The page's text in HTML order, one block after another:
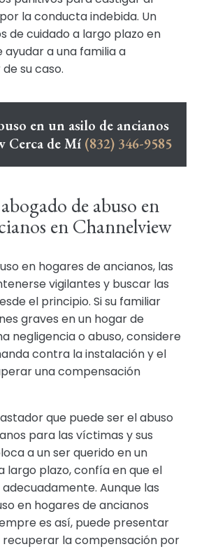
la conducta indebida. Un
de cuidado a largo plazo en
ayudar a una familia a
su caso.
en un asilo de ancianos
Cerca de Mí (832) 346-9585
de abuso en
en Channelview
en hogares de ancianos, las
vigilantes y buscar las
el principio. Si su familiar
graves en un hogar de
negligencia o abuso, considere
contra la instalación y el
una compensación
que puede ser el abuso
para las víctimas y sus
a un ser querido en un
largo plazo, confía en que el
Aunque las
en hogares de ancianos
es así, puede presentar
la compensación por